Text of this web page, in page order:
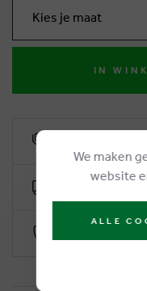
Kies je maat
IN
Kostenlose
We maken
website
ALLE